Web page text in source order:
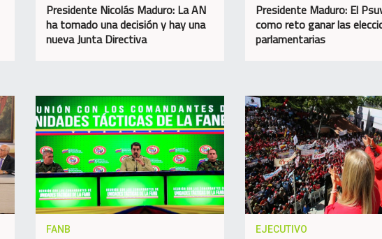
Presidente Nicolás Maduro: La AN
ha tomado una decisión y hay una
nueva Junta Directiva
Presidente Maduro: El
como reto ganar las
parlamentarias
FANB EJECUTIVO